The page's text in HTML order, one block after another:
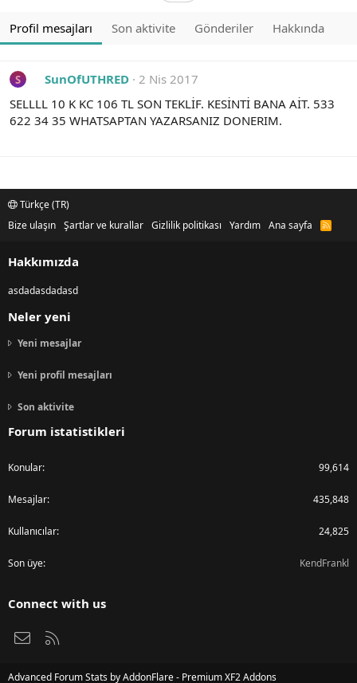
Profil mesajları Son aktivite Gönderiler Hakkında
S SunOfUTHRED
2 Nis 2017
SELLLL 10 K KC 106 TL SON TEKLİF. KESİNTİ BANA AİT. 533
622 34 35 WHATSAPTAN YAZARSANIZ DONERIM.
Türkçe (TR)
Bize ulaşın Şartlar ve kurallar Gizlilik politikası Yardım Ana sayfa
R
Hakkımızda
asdadasdadasd
Neler yeni
Yeni mesajlar
Yeni profil mesajları
Son aktivite
Forum istatistikleri
Konular 99,614
Mesajlar 435,848
Kullanıcılar 24,825
Son üye KendFrankl
Connect with us
Bize ulaşın
Advanced Forum Stats byAddonFlare - Premium XF2 Addons